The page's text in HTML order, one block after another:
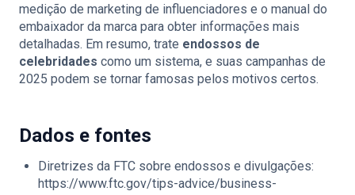
medição de marketing de influenciadores e o manual do
embaixador da marca para obter informações mais
detalhadas. Em resumo, trate endossos de
celebridades como um sistema, e suas campanhas de
2025 podem se tornar famosas pelos motivos certos.
Dados e fontes
Diretrizes da FTC sobre endossos e divulgações:
https://www.ftc.gov/tips-advice/business-